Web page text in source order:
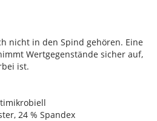
nicht in den Spind gehören. Eine
Wertgegenstände sicher auf,
ist.
24 % Spandex